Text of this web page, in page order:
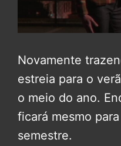
Novamente
estreia para o
o meio do ano.
ficará mesmo
semestre.